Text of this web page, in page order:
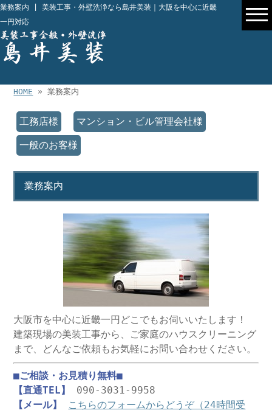
業務案内 | 美装工事・外壁洗浄なら島井美装｜大阪を中心に近畿
一円対応
HOME » 業務案内
工務店様 マンション・ビル管理会社様
一般のお客様
業務案内
大阪市を中心に近畿一円どこでもお伺いいたします！
建築現場の美装工事から、ご家庭のハウスクリーニング
まで、どんなご依頼もお気軽にお問い合わせください。
■ご相談・お見積り無料■
【直通TEL】
090-3031-9958
【メール】
こちらのフォームからどうぞ（24時間受